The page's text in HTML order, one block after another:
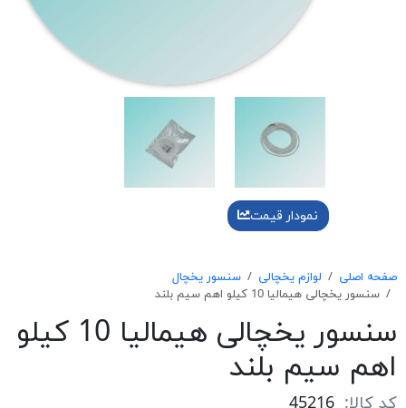
نمودار قیمت
صفحه اصلی لوازم یخچالی
سنسور یخچال
سنسور يخچالی هيماليا 10 كيلو اهم سيم بلند
سنسور يخچالی هيماليا 10 كيلو
اهم سيم بلند